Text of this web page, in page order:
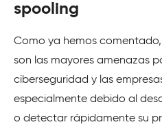
spooling
Como ya hemos
son las mayores amenazas
ciberseguridad y las
especialmente debido al
o detectar rápidamente su